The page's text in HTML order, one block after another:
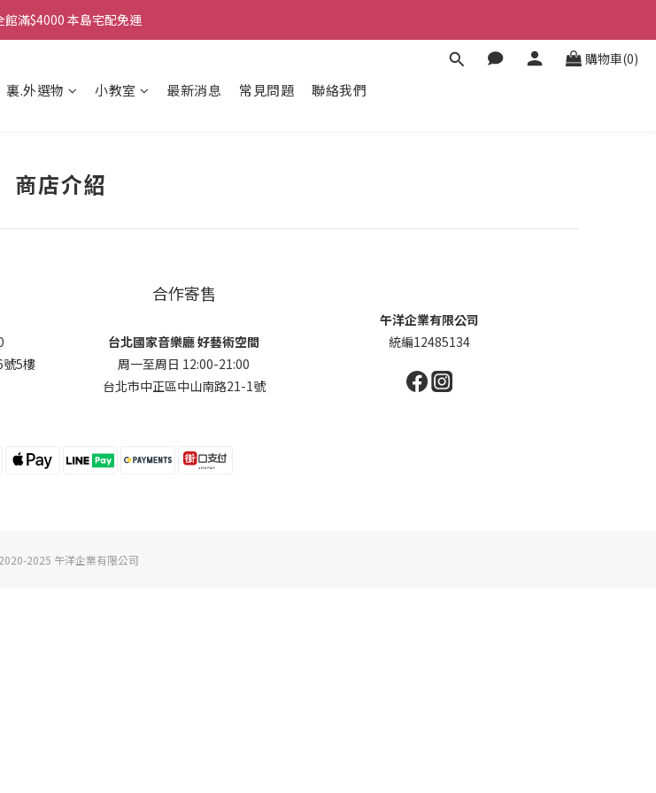
館滿$4000 本島宅配免運
購物車(0)
裏.外選物 小教室 最新消息 常見問題 聯絡我們
商店介紹
號5樓
合作寄售
台北國家音樂廳 好藝術空間
周一至周日 12:00-21:00
台北市中正區中山南路21-1號
午洋企業有限公司
統編12485134
2025 午洋企業有限公司